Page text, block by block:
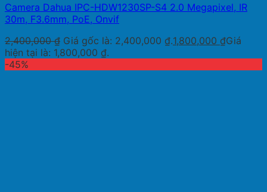
Camera Dahua IPC-HDW1230SP-S4 2.0 Megapixel, IR
30m, F3.6mm, PoE, Onvif
2,400,000₫ Giá gốc là: 2,400,000 ₫.1,800,000 ₫Giá
hiện tại là: 1,800,000 ₫.
-45%